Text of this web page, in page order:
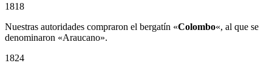
1818
Nuestras autoridades compraron el bergatín «Colombo«, al que se
denominaron «Araucano».
1824